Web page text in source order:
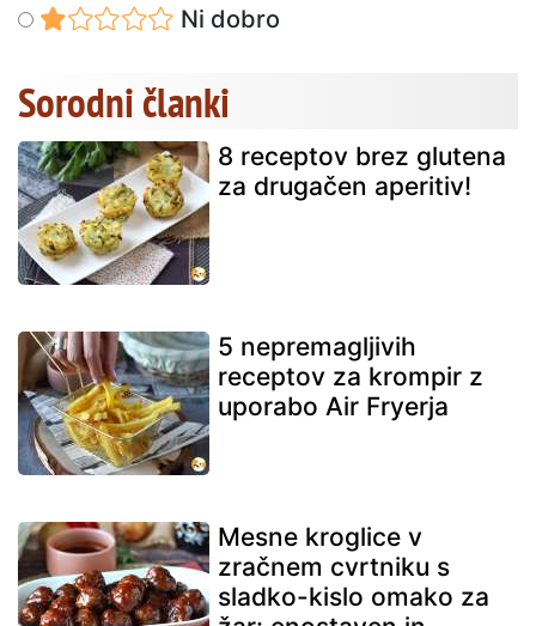
Ni dobro
Sorodni članki
8 receptov brez glutena
za drugačen aperitiv!
5 nepremagljivih
receptov za krompir z
uporabo Air Fryerja
Mesne kroglice v
zračnem cvrtniku s
sladko-kislo omako za